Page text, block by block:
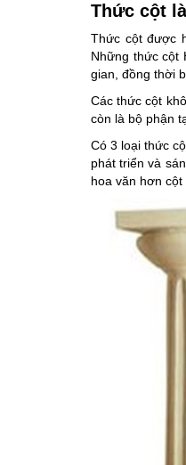
Thức cột
Thức cột được
Những thức cột
gian, đồng thời
Các thức cột
còn là bộ phận
Có 3 loại thức
phát triển và
hoa văn hơn cột